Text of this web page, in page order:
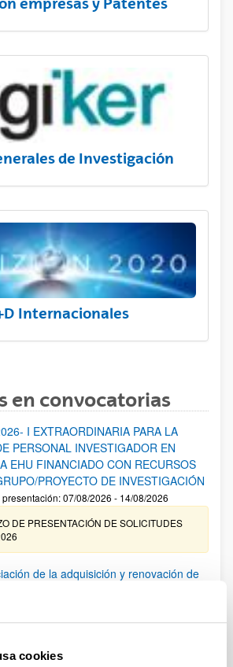
cookies
de Investigación
Internacionales
en convocatorias
I EXTRAORDINARIA PARA LA
PERSONAL INVESTIGADOR EN
EHU FINANCIADO CON RECURSOS
PROYECTO DE INVESTIGACIÓN
07/08/2026 - 14/08/2026
DE PRESENTACIÓN DE SOLICITUDES
de la adquisición y renovación de
y fondos bibliográficos en la
de errores del listado provisional de
y excluidas. 23/03/2026: Relación